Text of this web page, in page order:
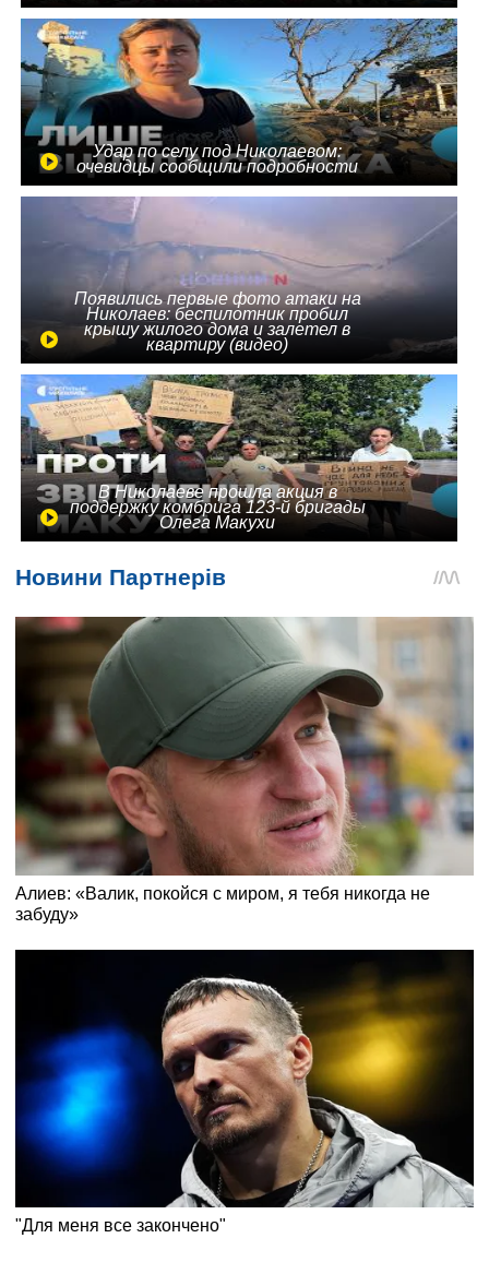
Удар по селу под Николаевом:
очевидцы сообщили подробности
Появились первые фото атаки на
Николаев: беспилотник пробил
крышу жилого дома и залетел в
квартиру (видео)
В Николаеве прошла акция в
поддержку комбрига 123-й бригады
Олега Макухи